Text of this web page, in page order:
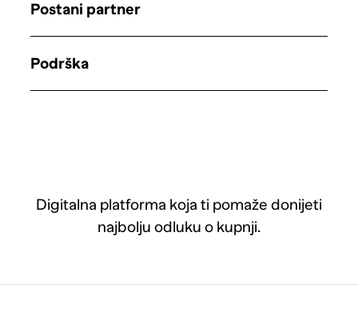
Digitalna platforma koja ti pomaže donijeti
najbolju odluku o kupnji.
Postani partner
Podrška